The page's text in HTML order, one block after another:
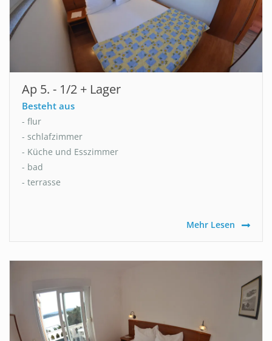
Ap 5. - 1/2 + Lager
Besteht aus
- flur
- schlafzimmer
- Küche und Esszimmer
- bad
- terrasse
Mehr Lesen